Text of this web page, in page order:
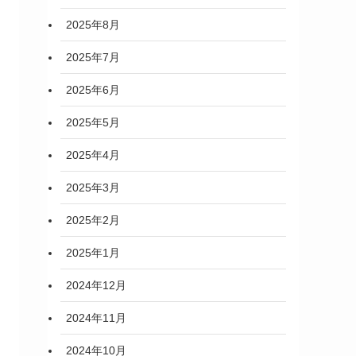
2025年8月
2025年7月
2025年6月
2025年5月
2025年4月
2025年3月
2025年2月
2025年1月
2024年12月
2024年11月
2024年10月